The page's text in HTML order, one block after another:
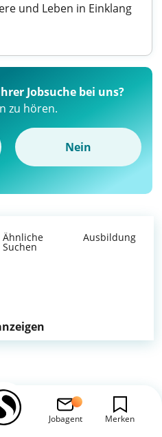
und Leben in Einklang
Jobagent Merken
Jobsuche bei uns?
zu hören.
Nein
Ähnliche
Suchen
Ausbildung